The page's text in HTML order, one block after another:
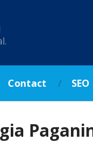
Contact SEO